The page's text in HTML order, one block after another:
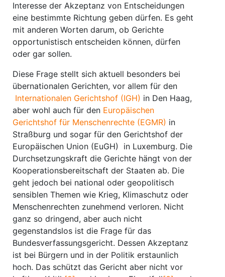
Interesse der Akzeptanz von Entscheidungen
eine bestimmte Richtung geben dürfen. Es geht
mit anderen Worten darum, ob Gerichte
opportunistisch entscheiden können, dürfen
oder gar sollen.
Diese Frage stellt sich aktuell besonders bei
übernationalen Gerichten, vor allem für den
Internationalen Gerichtshof (IGH) in Den Haag,
aber wohl auch für den Europäischen
Gerichtshof für Menschenrechte (EGMR) in
Straßburg und sogar für den Gerichtshof der
Europäischen Union (EuGH) in Luxemburg. Die
Durchsetzungskraft die Gerichte hängt von der
Kooperationsbereitschaft der Staaten ab. Die
geht jedoch bei national oder geopolitisch
sensiblen Themen wie Krieg, Klimaschutz oder
Menschenrechten zunehmend verloren. Nicht
ganz so dringend, aber auch nicht
gegenstandslos ist die Frage für das
Bundesverfassungsgericht. Dessen Akzeptanz
ist bei Bürgern und in der Politik erstaunlich
hoch. Das schützt das Gericht aber nicht vor